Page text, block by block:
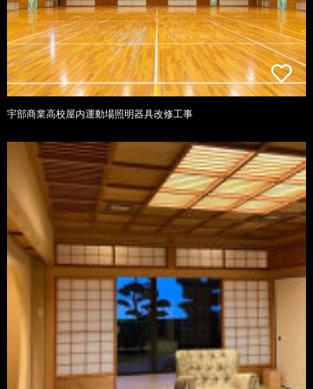
宇部商業高校屋内運動場照明器具改修工事